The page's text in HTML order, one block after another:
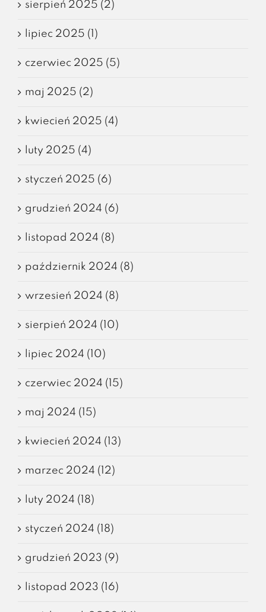
sierpień 2025 (2)
lipiec 2025 (1)
czerwiec 2025 (5)
maj 2025 (2)
kwiecień 2025 (4)
luty 2025 (4)
styczeń 2025 (6)
grudzień 2024 (6)
listopad 2024 (8)
październik 2024 (8)
wrzesień 2024 (8)
sierpień 2024 (10)
lipiec 2024 (10)
czerwiec 2024 (15)
maj 2024 (15)
kwiecień 2024 (13)
marzec 2024 (12)
luty 2024 (18)
styczeń 2024 (18)
grudzień 2023 (9)
listopad 2023 (16)